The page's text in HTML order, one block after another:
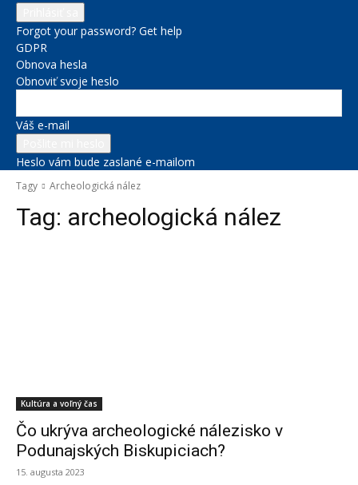
Forgot your password? Get help
GDPR
Obnova hesla
Obnoviť svoje heslo
Váš e-mail
Heslo vám bude zaslané e-mailom
Tagy Archeologická nález
Tag: archeologická nález
Kultúra a voľný čas
Čo ukrýva archeologické nálezisko v
Podunajských Biskupiciach?
15. augusta 2023